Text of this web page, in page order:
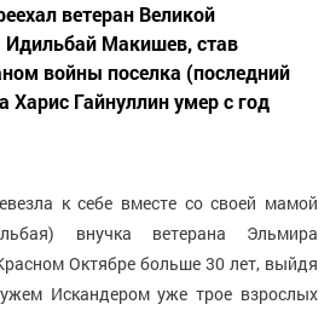
ветеран Великой
Идильбай Макишев, став
войны поселка (последний
Харис Гайнуллин умер с год
к себе вместе со своей мамой
внучка ветерана Эльмира
Октябре больше 30 лет, выйдя
Искандером уже трое взрослых